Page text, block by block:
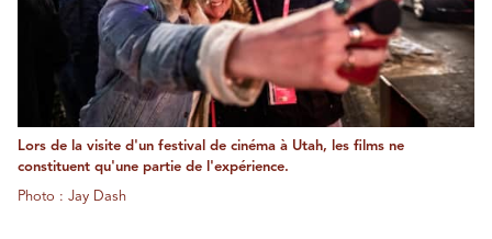
Lors de la visite d'un festival de cinéma à Utah, les films ne
constituent qu'une partie de l'expérience.
Photo : Jay Dash